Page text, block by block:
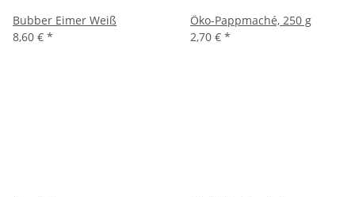
Bubber Eimer Weiß
8,60 € *
Öko-Pappmaché, 250 g
2,70 € *